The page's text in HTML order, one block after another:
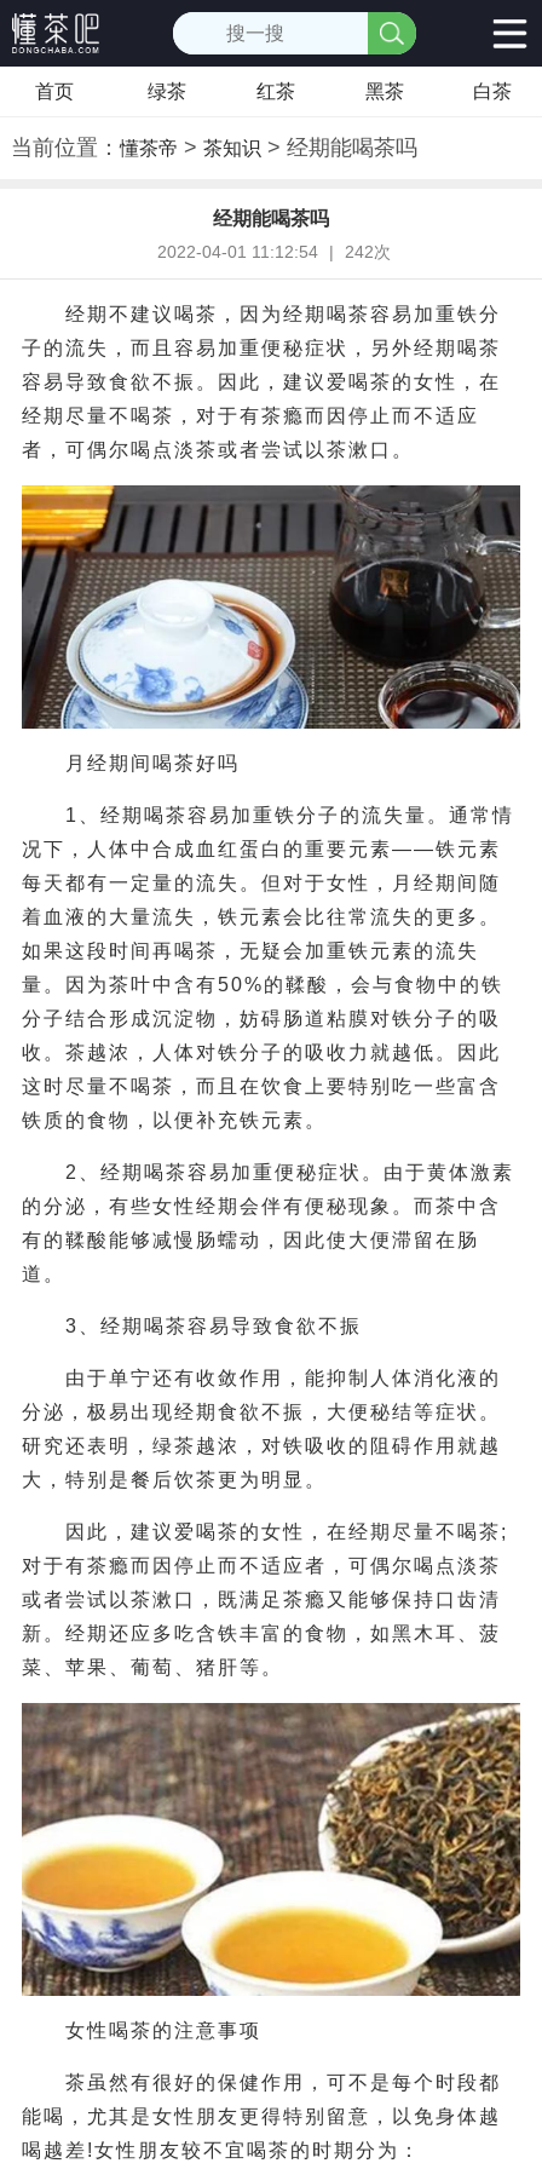
首页 绿茶 红茶 黑茶 白茶
当前位置：懂茶帝 > 茶知识 > 经期能喝茶吗
经期能喝茶吗
2022-04-01 11:12:54 | 242次
经期不建议喝茶，因为经期喝茶容易加重铁分
子的流失，而且容易加重便秘症状，另外经期喝茶
容易导致食欲不振。因此，建议爱喝茶的女性，在
经期尽量不喝茶，对于有茶瘾而因停止而不适应
者，可偶尔喝点淡茶或者尝试以茶漱口。
月经期间喝茶好吗
1、经期喝茶容易加重铁分子的流失量。通常情
况下，人体中合成血红蛋白的重要元素――铁元素
每天都有一定量的流失。但对于女性，月经期间随
着血液的大量流失，铁元素会比往常流失的更多。
如果这段时间再喝茶，无疑会加重铁元素的流失
量。因为茶叶中含有50%的鞣酸，会与食物中的铁
分子结合形成沉淀物，妨碍肠道粘膜对铁分子的吸
收。茶越浓，人体对铁分子的吸收力就越低。因此
这时尽量不喝茶，而且在饮食上要特别吃一些富含
铁质的食物，以便补充铁元素。
2、经期喝茶容易加重便秘症状。由于黄体激素
的分泌，有些女性经期会伴有便秘现象。而茶中含
有的鞣酸能够减慢肠蠕动，因此使大便滞留在肠
道。
3、经期喝茶容易导致食欲不振
由于单宁还有收敛作用，能抑制人体消化液的
分泌，极易出现经期食欲不振，大便秘结等症状。
研究还表明，绿茶越浓，对铁吸收的阻碍作用就越
大，特别是餐后饮茶更为明显。
因此，建议爱喝茶的女性，在经期尽量不喝茶;
对于有茶瘾而因停止而不适应者，可偶尔喝点淡茶
或者尝试以茶漱口，既满足茶瘾又能够保持口齿清
新。经期还应多吃含铁丰富的食物，如黑木耳、菠
菜、苹果、葡萄、猪肝等。
女性喝茶的注意事项
茶虽然有很好的保健作用，可不是每个时段都
能喝，尤其是女性朋友更得特别留意，以免身体越
喝越差!女性朋友较不宜喝茶的时期分为：